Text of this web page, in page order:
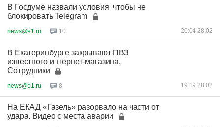
В Госдуме назвали условия, чтобы не
блокировать Telegram
news@e1.ru 10 20:04 28.02
В Екатеринбурге закрывают ПВЗ
известного интернет-магазина.
Сотрудники
news@e1.ru 8 19:19 28.02
На ЕКАД «Газель» разорвало на части от
удара. Видео с места аварии